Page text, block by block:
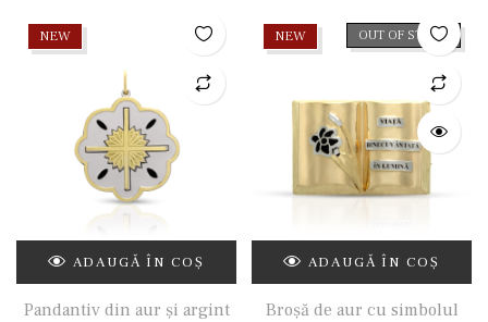
NEW
ADAUGĂ ÎN COȘ
Pandantiv din aur și argint
OUT OF STOCK
NEW
ADAUGĂ ÎN COȘ
Broșă de aur cu simbolul